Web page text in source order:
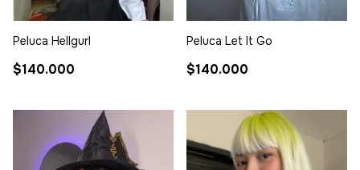
Peluca Hellgurl
$140.000
Peluca Let It Go
$140.000